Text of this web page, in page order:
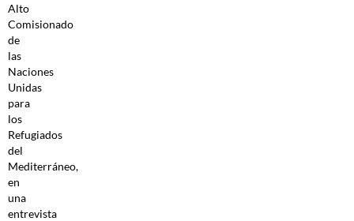
Alto
Comisionado
de
las
Naciones
Unidas
para
los
Refugiados
del
Mediterráneo,
en
una
entrevista